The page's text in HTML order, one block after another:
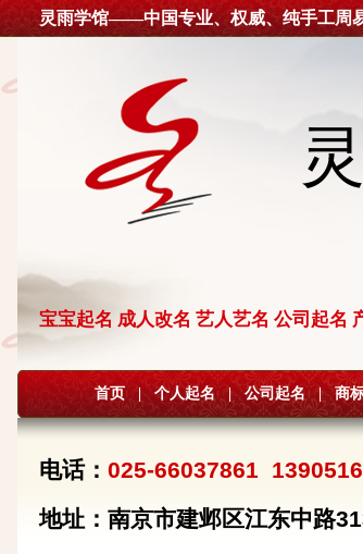
灵雨学馆——中国专业、权威、纯手工周
宝宝起名 成人改名 艺人艺名 公司起名
首页 | 个人起名 | 公司起名 | 商
电话： 025-66037861
地址：南京市建邺区江东中路